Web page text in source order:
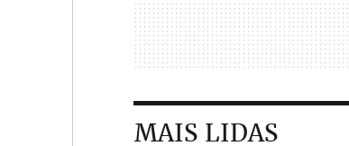
MAIS LIDAS